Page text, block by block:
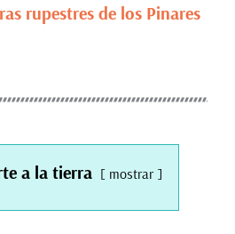
rupestres de los Pinares
a la tierra mostrar